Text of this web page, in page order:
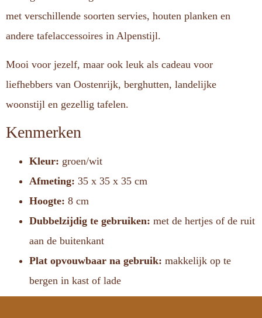
met verschillende soorten servies, houten planken en
andere tafelaccessoires in Alpenstijl.
Mooi voor jezelf, maar ook leuk als cadeau voor
liefhebbers van Oostenrijk, berghutten, landelijke
woonstijl en gezellig tafelen.
Kenmerken
Kleur: groen/wit
Afmeting: 35 x 35 x 35 cm
Hoogte: 8 cm
Dubbelzijdig te gebruiken: met de hertjes of de ruit
aan de buitenkant
Plat opvouwbaar na gebruik: makkelijk op te
bergen in kast of lade